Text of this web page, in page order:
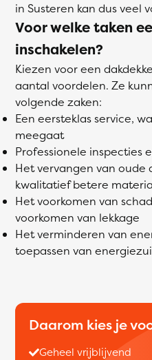
in Susteren kan dus veel
Voor welke taken
inschakelen?
Kiezen voor een
aantal voordelen. Ze
volgende zaken:
Een eersteklas service,
meegaat
Professionele inspecties
Het vervangen van
kwalitatief betere
Het voorkomen van
voorkomen van lekkage
Het verminderen van
toepassen van
Daarom kies je
Geheel vrijblijvend